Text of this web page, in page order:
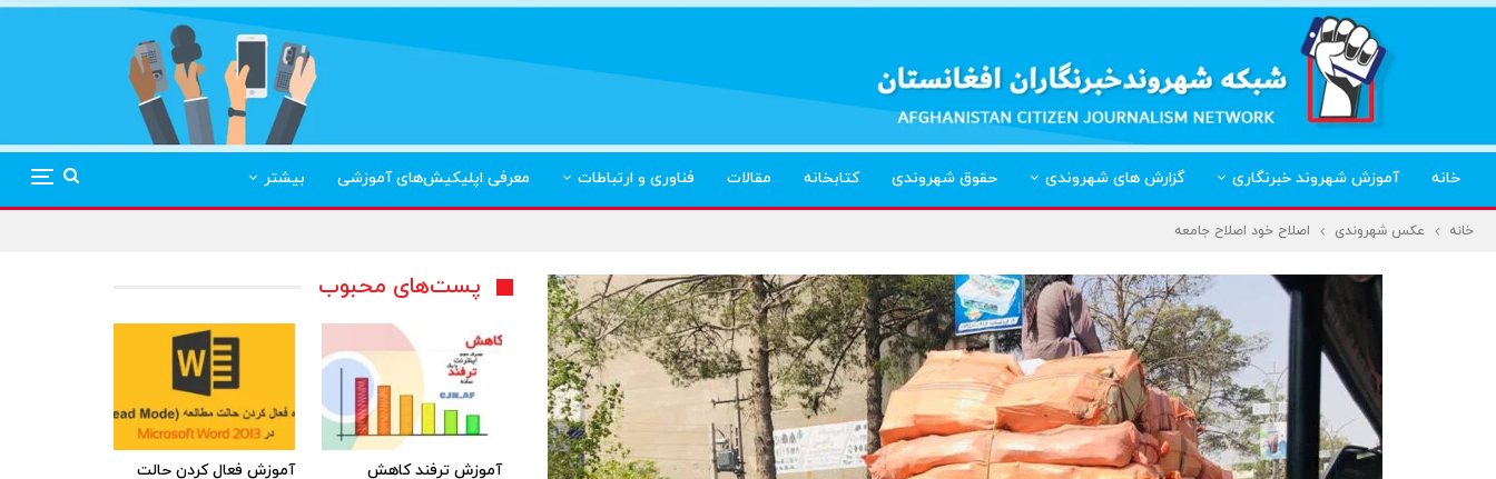
خانه آموزش شهروند خبرنگاری گزارش های شهروندی حقوق شهروندی کتابخانه مقالات فناوری و ارتباطات معرفی اپلیکیش‌های آموزشی بیشتر
خانه عکس شهروندی اصلاح خود اصلاح جامعه
پست‌های محبوب
آموزش ترفند کاهش
آموزش فعال کردن حالت